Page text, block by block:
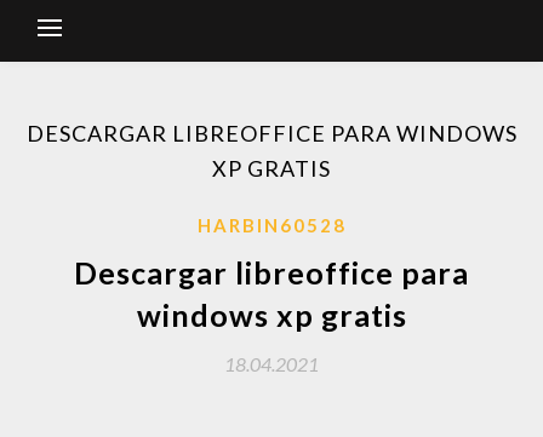
DESCARGAR LIBREOFFICE PARA WINDOWS
XP GRATIS
HARBIN60528
Descargar libreoffice para
windows xp gratis
18.04.2021